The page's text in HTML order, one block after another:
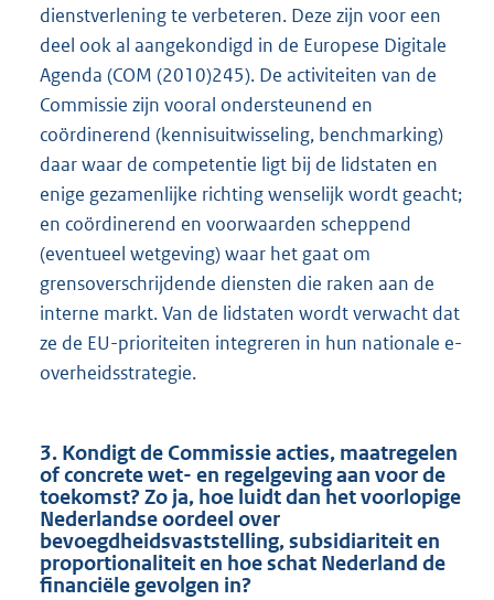
dienstverlening te verbeteren. Deze zijn voor een
deel ook al aangekondigd in de Europese Digitale
Agenda (COM (2010)245). De activiteiten van de
Commissie zijn vooral ondersteunend en
coördinerend (kennisuitwisseling, benchmarking)
daar waar de competentie ligt bij de lidstaten en
enige gezamenlijke richting wenselijk wordt geacht;
en coördinerend en voorwaarden scheppend
(eventueel wetgeving) waar het gaat om
grensoverschrijdende diensten die raken aan de
interne markt. Van de lidstaten wordt verwacht dat
ze de EU-prioriteiten integreren in hun nationale e-
overheidsstrategie.
3. Kondigt de Commissie acties, maatregelen
of concrete wet- en regelgeving aan voor de
toekomst? Zo ja, hoe luidt dan het voorlopige
Nederlandse oordeel over
bevoegdheidsvaststelling, subsidiariteit en
proportionaliteit en hoe schat Nederland de
financiële gevolgen in?